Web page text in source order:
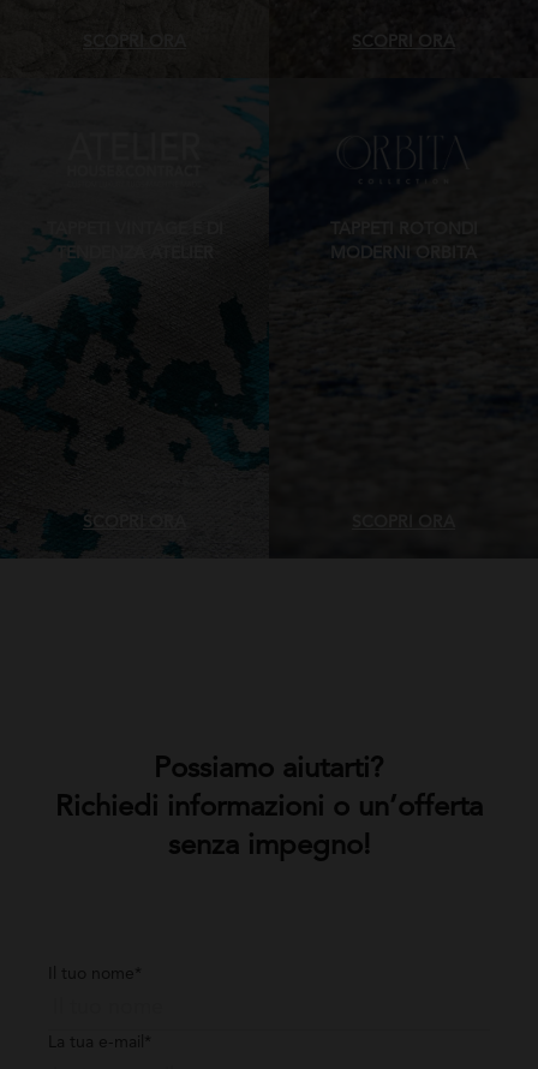
SCOPRI ORA SCOPRI ORA
TENDENZA ATELIER
SCOPRI ORA
MODERNI ORBITA
Possiamo aiutarti?
Richiedi informazioni o un’offerta
senza impegno!
Il tuo nome*
La tua e-mail*